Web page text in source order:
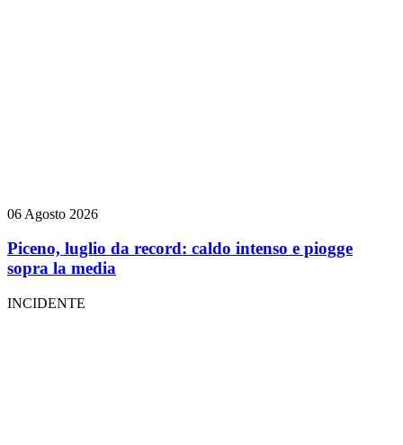
06 Agosto 2026
Piceno, luglio da record: caldo intenso e piogge
sopra la media
INCIDENTE